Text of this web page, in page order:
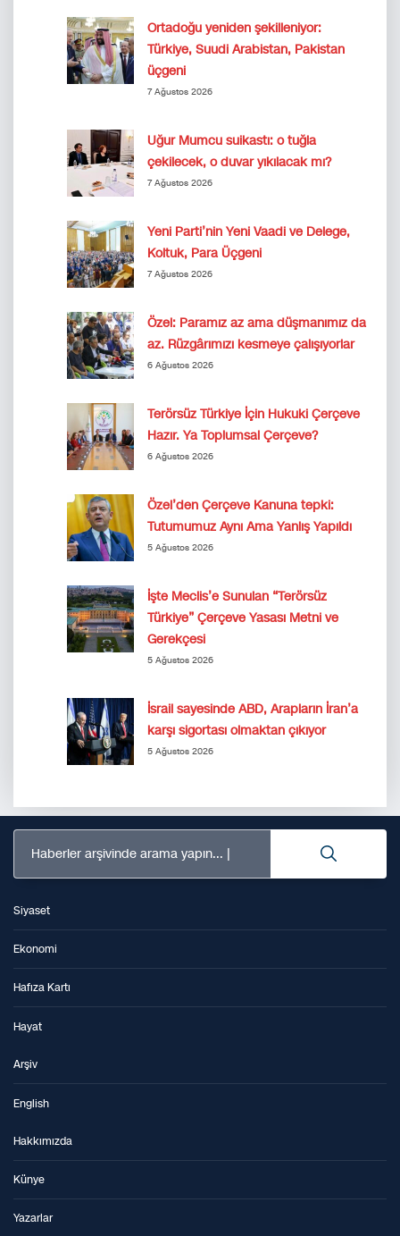
Ortadoğu yeniden şekilleniyor:
Türkiye, Suudi Arabistan, Pakistan
üçgeni
7 Ağustos 2026
Uğur Mumcu suikastı: o tuğla
çekilecek, o duvar yıkılacak mı?
7 Ağustos 2026
Yeni Parti’nin Yeni Vaadi ve Delege,
Koltuk, Para Üçgeni
7 Ağustos 2026
Özel: Paramız az ama düşmanımız da
az. Rüzgârımızı kesmeye çalışıyorlar
6 Ağustos 2026
Terörsüz Türkiye İçin Hukuki Çerçeve
Hazır. Ya Toplumsal Çerçeve?
6 Ağustos 2026
Özel’den Çerçeve Kanuna tepki:
Tutumumuz Aynı Ama Yanlış Yapıldı
5 Ağustos 2026
İşte Meclis’e Sunulan “Terörsüz
Türkiye” Çerçeve Yasası Metni ve
Gerekçesi
5 Ağustos 2026
İsrail sayesinde ABD, Arapların İran’a
karşı sigortası olmaktan çıkıyor
5 Ağustos 2026
Haberler arşivinde arama yapın...
Siyaset
Ekonomi
Hafıza Kartı
Hayat
Arşiv
English
Hakkımızda
Künye
Yazarlar